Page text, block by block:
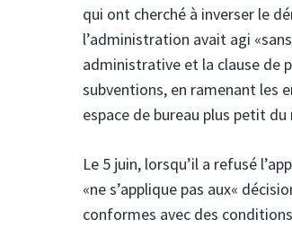
qui ont cherché à inverser le
l’administration avait agi
administrative et la clause de
subventions, en ramenant les
espace de bureau plus petit
Le 5 juin, lorsqu’il a refusé
«ne s’applique pas aux«
conformes avec des